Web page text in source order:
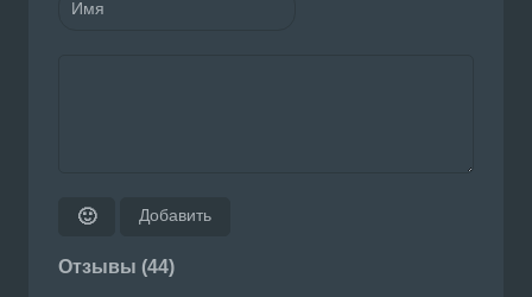
🙂 Добавить
Отзывы (44)